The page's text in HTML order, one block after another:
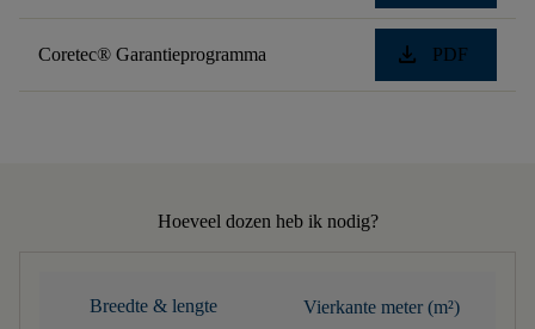
Coretec® Garantieprogramma download PDF
Hoeveel dozen heb ik nodig?
Breedte & lengte Vierkante meter (m²)